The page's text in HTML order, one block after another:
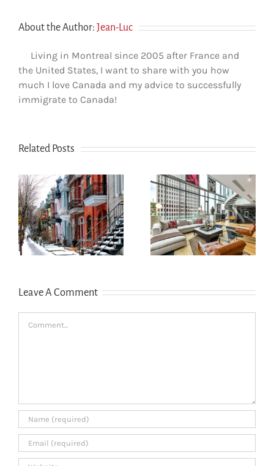
About the Author: Jean-Luc
Living in Montreal since 2005 after France and
the United States, I want to share with you how
much I love Canada and my advice to successfully
immigrate to Canada!
Related Posts
nouveaux
arrivants
réussissent à
louer à Montréal
sans historique
canadien
Comment
déclarer ses
impôts au
Québec
Leave A Comment